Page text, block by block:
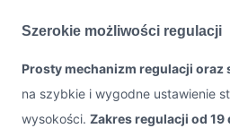
Szerokie możliwości regulacji
Prosty mechanizm regulacji oraz
na szybkie i wygodne ustawienie
wysokości. Zakres regulacji od 19